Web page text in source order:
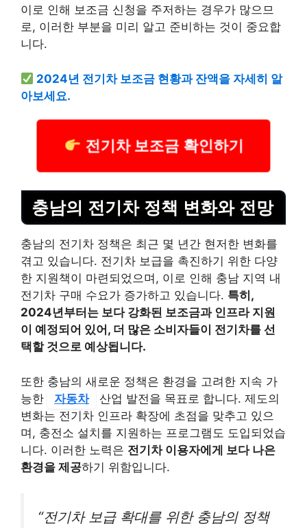
이로 인해 보조금 신청을 주저하는 경우가 많으므
로, 이러한 부분을 미리 알고 준비하는 것이 중요합
니다.
2024년 전기차 보조금 현황과 잔액을 자세히 알
아보세요.
전기차 보조금 확인하기
충남의 전기차 정책 변화와 전망
충남의 전기차 정책은 최근 몇 년간 현저한 변화를
겪고 있습니다. 전기차 보급을 촉진하기 위한 다양
한 지원책이 마련되었으며, 이로 인해 충남 지역 내
전기차 구매 수요가 증가하고 있습니다. 특히,
2024년부터는 보다 강화된 보조금과 인프라 지원
이 예정되어 있어, 더 많은 소비자들이 전기차를 선
택할 것으로 예상됩니다.
또한 충남의 새로운 정책은 환경을 고려한 지속 가
능한
자동차
산업 발전을 목표로 합니다. 제도의
변화는 전기차 인프라 확장에 초점을 맞추고 있으
며, 충전소 설치를 지원하는 프로그램도 도입되었습
니다. 이러한 노력은 전기차 이용자에게 보다 나은
환경을 제공하기 위함입니다.
“전기차 보급 확대를 위한 충남의 정책